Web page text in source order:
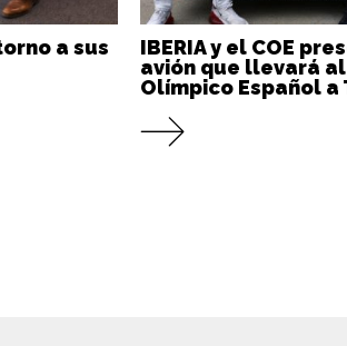
a sus
IBERIA y el COE
avión que llevará
Olímpico Español a